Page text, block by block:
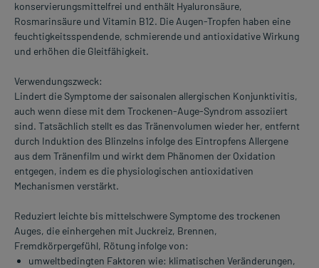
konservierungsmittelfrei und enthält Hyaluronsäure,
Rosmarinsäure und Vitamin B12. Die Augen-Tropfen haben eine
feuchtigkeitsspendende, schmierende und antioxidative Wirkung
und erhöhen die Gleitfähigkeit.
Verwendungszweck:
Lindert die Symptome der saisonalen allergischen Konjunktivitis,
auch wenn diese mit dem Trockenen-Auge-Syndrom assoziiert
sind. Tatsächlich stellt es das Tränenvolumen wieder her, entfernt
durch Induktion des Blinzelns infolge des Eintropfens Allergene
aus dem Tränenfilm und wirkt dem Phänomen der Oxidation
entgegen, indem es die physiologischen antioxidativen
Mechanismen verstärkt.
Reduziert leichte bis mittelschwere Symptome des trockenen
Auges, die einhergehen mit Juckreiz, Brennen,
Fremdkörpergefühl, Rötung infolge von:
umweltbedingten Faktoren wie: klimatischen Veränderungen,